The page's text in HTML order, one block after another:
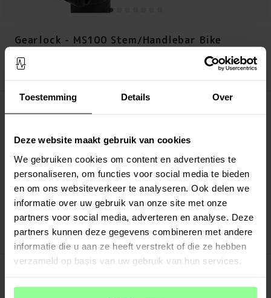
Toestemming Details Over
Deze website maakt gebruik van cookies
We gebruiken cookies om content en advertenties te
personaliseren, om functies voor social media te bieden
en om ons websiteverkeer te analyseren. Ook delen we
informatie over uw gebruik van onze site met onze
partners voor social media, adverteren en analyse. Deze
partners kunnen deze gegevens combineren met andere
informatie die u aan ze heeft verstrekt of die ze hebben
verzameld op basis van uw gebruik van hun services.
Gearlock - MS100 Stem/Handlebar Bike
Prijs
€ 29,95
LEG IN WINKELMANDJE
Altijd gratis verzending
Snelle levering met DHL, Budbee of Postnord
Verstuurd vanuit ons magazijn in Zweden
Veilig betalen met Klarna of Paypal
30 dagen retourrecht
Gearlock
PRODUCTBESCHRIJVING